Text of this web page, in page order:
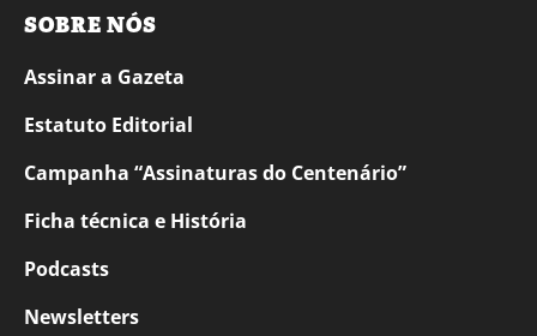
SOBRE NÓS
Assinar a Gazeta
Estatuto Editorial
Campanha “Assinaturas do Centenário”
Ficha técnica e História
Podcasts
Newsletters